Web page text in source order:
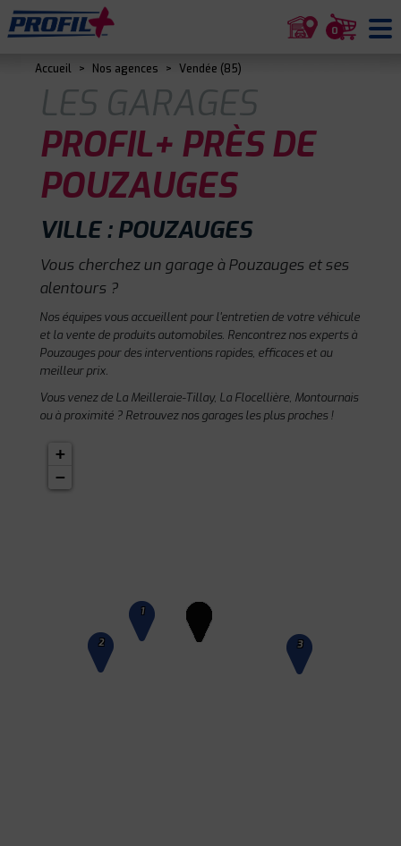
0
Accueil > Nos agences > Vendée (85)
LES GARAGES
PROFIL+ PRÈS DE
POUZAUGES
VILLE : POUZAUGES
Vous cherchez un garage à Pouzauges et ses
alentours ?
Nos équipes vous accueillent pour l'entretien de votre véhicule
et la vente de produits automobiles. Rencontrez nos experts à
Pouzauges pour des interventions rapides, efficaces et au
meilleur prix.
Vous venez de La Meilleraie-Tillay, La Flocellière, Montournais
ou à proximité ? Retrouvez nos garages les plus proches !
1
2 3
+
−